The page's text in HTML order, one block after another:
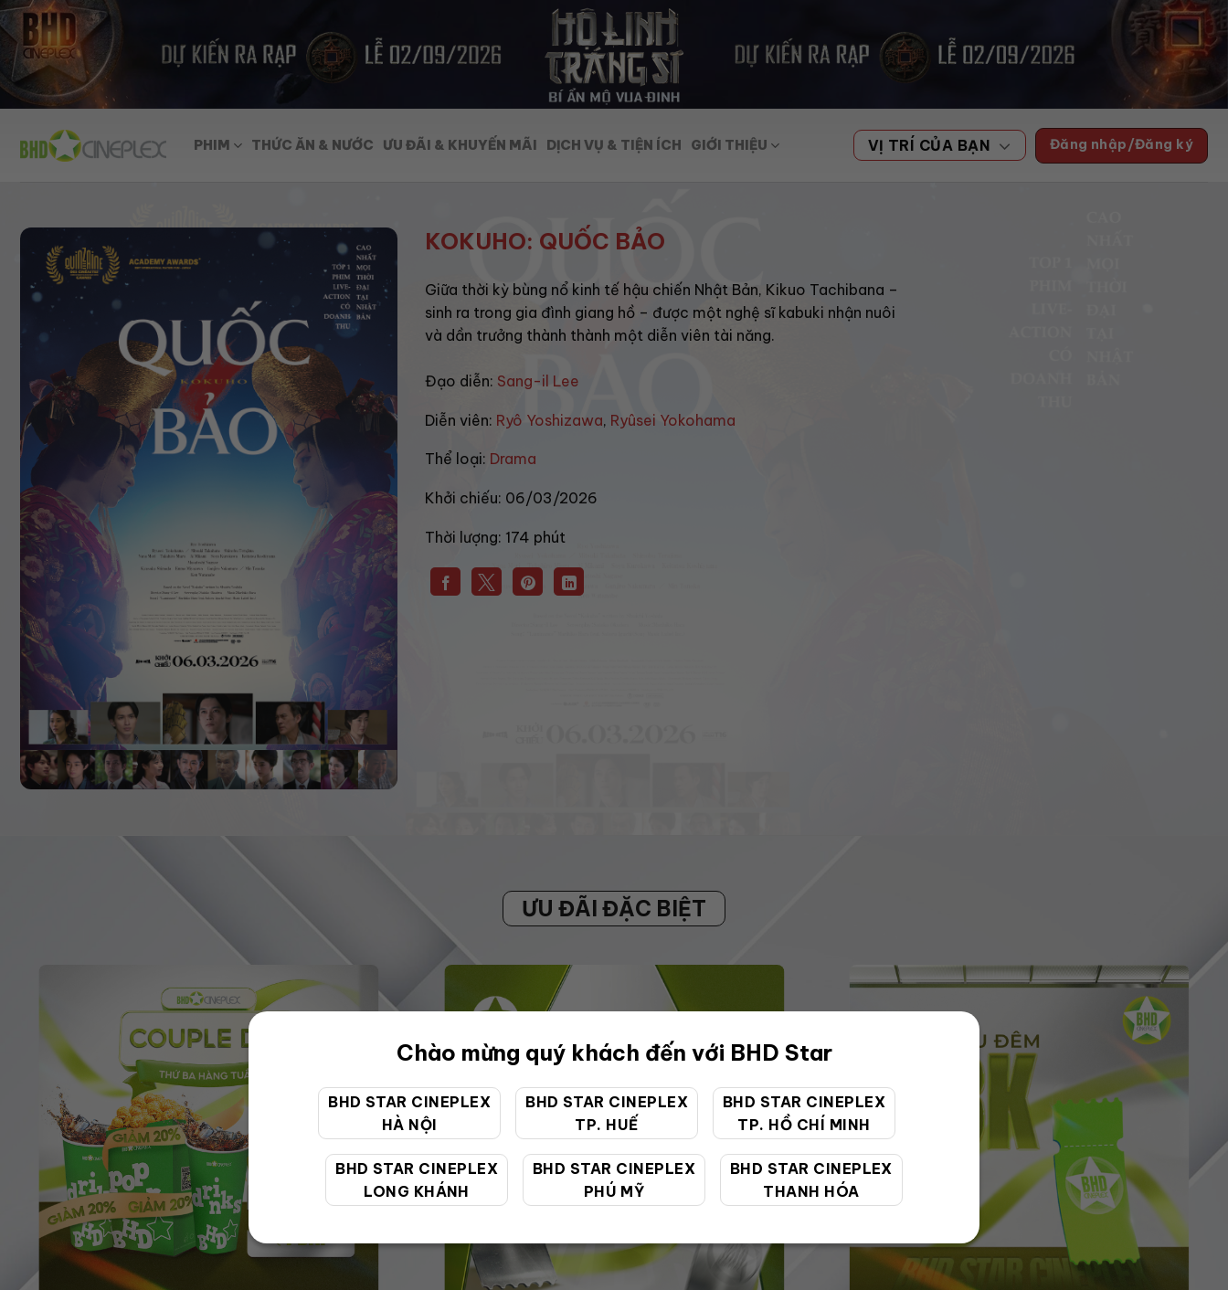
Chào mừng quý khách đến với BHD Star
BHD STAR CINEPLEX
HÀ NỘI
BHD STAR CINEPLEX
TP. HUẾ
BHD STAR CINEPLEX
TP. HỒ CHÍ MINH
BHD STAR CINEPLEX
LONG KHÁNH
BHD STAR CINEPLEX
PHÚ MỸ
BHD STAR CINEPLEX
THANH HÓA
Skip
to
content
PHIM THỨC ĂN & NƯỚC ƯU ĐÃI & KHUYẾN MÃI DỊCH VỤ & TIỆN ÍCH GIỚI THIỆU VỊ TRÍ CỦA BẠN Đăng nhập/Đăng ký
KOKUHO: QUỐC BẢO
Giữa thời kỳ bùng nổ kinh tế hậu chiến Nhật Bản, Kikuo Tachibana –
sinh ra trong gia đình giang hồ – được một nghệ sĩ kabuki nhận nuôi
và dần trưởng thành thành một diễn viên tài năng.
Đạo diễn: Sang-il Lee
Diễn viên: Ryô Yoshizawa, Ryûsei Yokohama
Thể loại: Drama
Khởi chiếu: 06/03/2026
Thời lượng: 174 phút
ƯU ĐÃI ĐẶC BIỆT